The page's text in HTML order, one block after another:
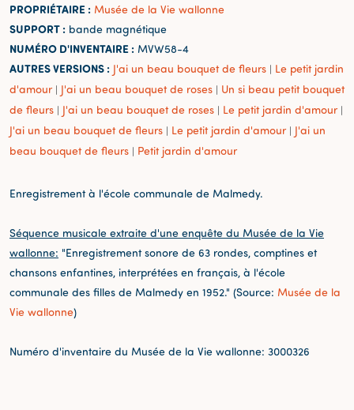
PROPRIÉTAIRE : Musée de la Vie wallonne
SUPPORT : bande magnétique
NUMÉRO D'INVENTAIRE : MVW58-4
AUTRES VERSIONS : J'ai un beau bouquet de fleurs | Le petit jardin
d'amour | J'ai un beau bouquet de roses | Un si beau petit bouquet
de fleurs | J'ai un beau bouquet de roses | Le petit jardin d'amour |
J'ai un beau bouquet de fleurs | Le petit jardin d'amour | J'ai un
beau bouquet de fleurs | Petit jardin d'amour
Enregistrement à l'école communale de Malmedy.
Séquence musicale extraite d'une enquête du Musée de la Vie
wallonne: "Enregistrement sonore de 63 rondes, comptines et
chansons enfantines, interprétées en français, à l'école
communale des filles de Malmedy en 1952." (Source: Musée de la
Vie wallonne)
Numéro d'inventaire du Musée de la Vie wallonne: 3000326